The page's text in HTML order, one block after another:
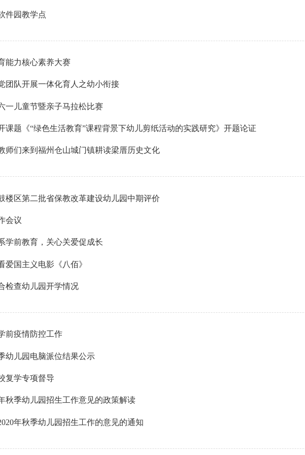
件园教学点
能力核心素养大赛
团队开展一体化育人之幼小衔接
一儿童节暨亲子马拉松比赛
课题《“绿色生活教育”课程背景下幼儿剪纸活动的实践研究》开题论证
师们来到福州仓山城门镇耕读梁厝历史文化
楼区第二批省保教改革建设幼儿园中期评价
会议
学前教育，关心关爱促成长
爱国主义电影《八佰》
检查幼儿园开学情况
前疫情防控工作
幼儿园电脑派位结果公示
复学专项督导
秋季幼儿园招生工作意见的政策解读
年秋季幼儿园招生工作的意见的通知